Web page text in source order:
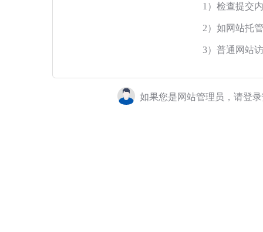
1）检查提交
2）如网站托
3）普通网站
如果您是网站管理员，请登